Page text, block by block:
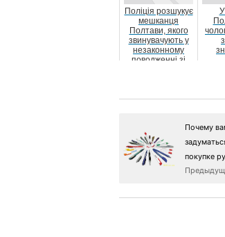
Поліція розшукує
мешканця
Полтави, якого
звинувачують у
незаконному
поводженні зі
Почему
покупке